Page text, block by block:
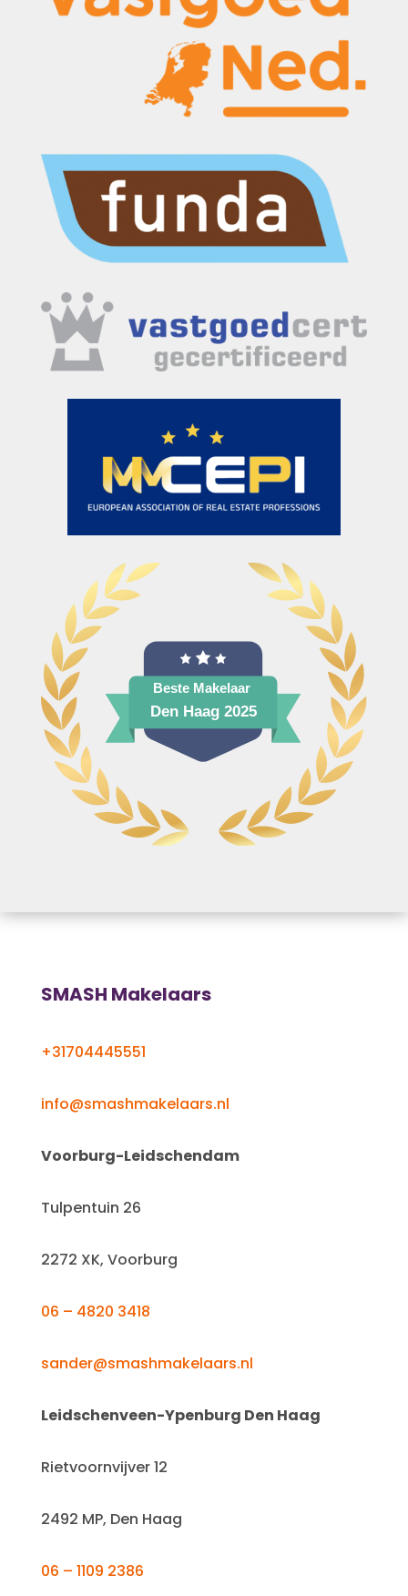
SMASH Makelaars
+31704445551
info@smashmakelaars.nl
Voorburg-Leidschendam
Tulpentuin 26
2272 XK, Voorburg
06 – 4820 3418
sander@smashmakelaars.nl
Leidschenveen-Ypenburg Den Haag
Rietvoornvijver 12
2492 MP, Den Haag
06 – 1109 2386